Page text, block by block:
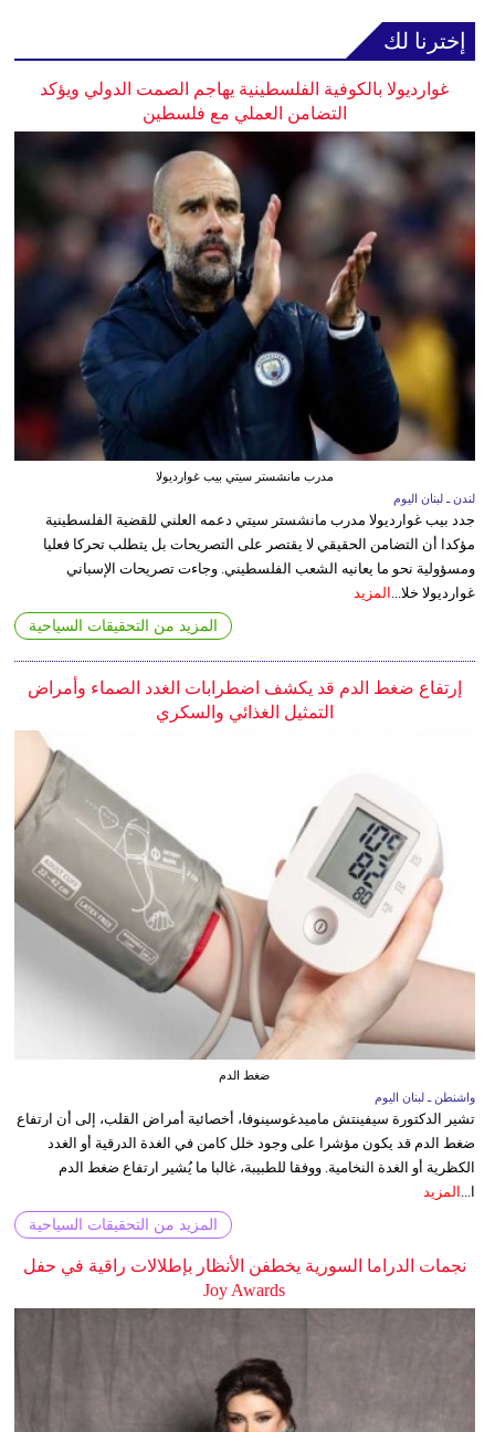
إخترنا لك
غوارديولا بالكوفية الفلسطينية يهاجم الصمت الدولي ويؤكد
التضامن العملي مع فلسطين
مدرب مانشستر سيتي بيب غوارديولا
لندن ـ لبنان اليوم
جدد بيب غوارديولا مدرب مانشستر سيتي دعمه العلني للقضية الفلسطينية
مؤكدا أن التضامن الحقيقي لا يقتصر على التصريحات بل يتطلب تحركا فعليا
ومسؤولية نحو ما يعانيه الشعب الفلسطيني. وجاءت تصريحات الإسباني
غوارديولا خلا... المزيد
المزيد من التحقيقات السياحية
إرتفاع ضغط الدم قد يكشف اضطرابات الغدد الصماء وأمراض
التمثيل الغذائي والسكري
ضغط الدم
واشنطن ـ لبنان اليوم
تشير الدكتورة سيفينتش ماميدغوسينوفا، أخصائية أمراض القلب، إلى أن ارتفاع
ضغط الدم قد يكون مؤشرا على وجود خلل كامن في الغدة الدرقية أو الغدد
الكظرية أو الغدة النخامية. ووفقا للطبيبة، غالبا ما يُشير ارتفاع ضغط الدم
ا...
المزيد
المزيد من التحقيقات السياحية
نجمات الدراما السورية يخطفن الأنظار بإطلالات راقية في حفل
Joy Awards